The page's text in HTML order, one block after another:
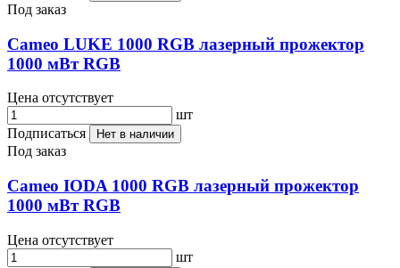
Под заказ
Cameo LUKE 1000 RGB лазерный прожектор
1000 мВт RGB
Цена отсутствует
шт
Подписаться
Нет в наличии
Под заказ
Cameo IODA 1000 RGB лазерный прожектор
1000 мВт RGB
Цена отсутствует
шт